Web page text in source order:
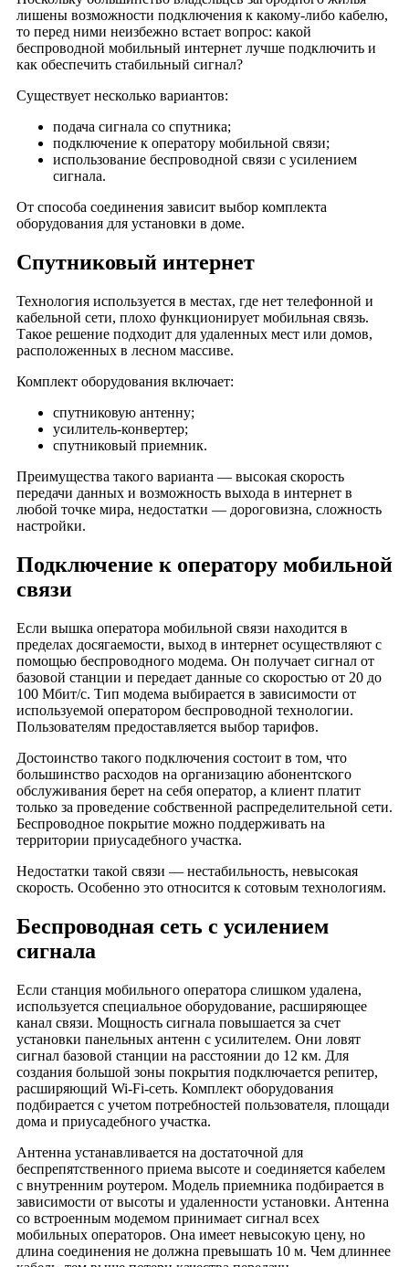
деревня Бунаково
деревня Буньково
деревня Бухары
деревня Вашкино
деревня Вертягино
деревня Вески
деревня Владимирово
деревня Володино
деревня Волохово
деревня Высоково
деревня Вязьмино
деревня Вяльковка
деревня Гавшино
деревня Глядково
село Годуново
деревня Гольцово
деревня Горки (Андреевское сельское поселение)
деревня Горки (Краснопламенское сельское поселение)
деревня Григорово (Краснопламенское сельское поселение)
деревня Григорово (Следневское сельское поселение)
деревня Данилково (близ деревни Лизуново, Каринское
сельское поселение)
деревня Данилково (близ села Махра, Каринское сельское
поселение)
деревня Данилково (Краснопламенское сельское поселение)
деревня Дарьино
деревня Дворики
деревня Демьяново
деревня Долгополье
деревня Долматово
деревня Дубна
деревня Егорьевское
деревня Еловки
деревня Жабрево
деревня Жари
деревня Желнино
деревня Жуклино
деревня Звягины Горы
деревня Зезевитово
село Зиновьево
деревня Зубарево
деревня Иваново-Соболево
деревня Ивановское
деревня Иваньково
лишены возможности подключения к какому-либо кабелю,
то перед ними неизбежно встает вопрос: какой
беспроводной мобильный интернет лучше подключить и
как обеспечить стабильный сигнал?
Существует несколько вариантов:
подача сигнала со спутника;
подключение к оператору мобильной связи;
использование беспроводной связи с усилением
сигнала.
От способа соединения зависит выбор комплекта
оборудования для установки в доме.
Спутниковый интернет
Технология используется в местах, где нет телефонной и
кабельной сети, плохо функционирует мобильная связь.
Такое решение подходит для удаленных мест или домов,
расположенных в лесном массиве.
Комплект оборудования включает:
спутниковую антенну;
усилитель-конвертер;
спутниковый приемник.
Преимущества такого варианта — высокая скорость
передачи данных и возможность выхода в интернет в
любой точке мира, недостатки — дороговизна, сложность
настройки.
Подключение к оператору мобильной
связи
Если вышка оператора мобильной связи находится в
пределах досягаемости, выход в интернет осуществляют с
помощью беспроводного модема. Он получает сигнал от
базовой станции и передает данные со скоростью от 20 до
100 Мбит/с. Тип модема выбирается в зависимости от
используемой оператором беспроводной технологии.
Пользователям предоставляется выбор тарифов.
Достоинство такого подключения состоит в том, что
большинство расходов на организацию абонентского
обслуживания берет на себя оператор, а клиент платит
только за проведение собственной распределительной сети.
Беспроводное покрытие можно поддерживать на
территории приусадебного участка.
Недостатки такой связи — нестабильность, невысокая
скорость. Особенно это относится к сотовым технологиям.
Беспроводная сеть с усилением
сигнала
Если станция мобильного оператора слишком удалена,
используется специальное оборудование, расширяющее
канал связи. Мощность сигнала повышается за счет
установки панельных антенн с усилителем. Они ловят
сигнал базовой станции на расстоянии до 12 км. Для
создания большой зоны покрытия подключается репитер,
расширяющий Wi-Fi-сеть. Комплект оборудования
подбирается с учетом потребностей пользователя, площади
дома и приусадебного участка.
Антенна устанавливается на достаточной для
беспрепятственного приема высоте и соединяется кабелем
с внутренним роутером. Модель приемника подбирается в
зависимости от высоты и удаленности установки. Антенна
со встроенным модемом принимает сигнал всех
мобильных операторов. Она имеет невысокую цену, но
длина соединения не должна превышать 10 м. Чем длиннее